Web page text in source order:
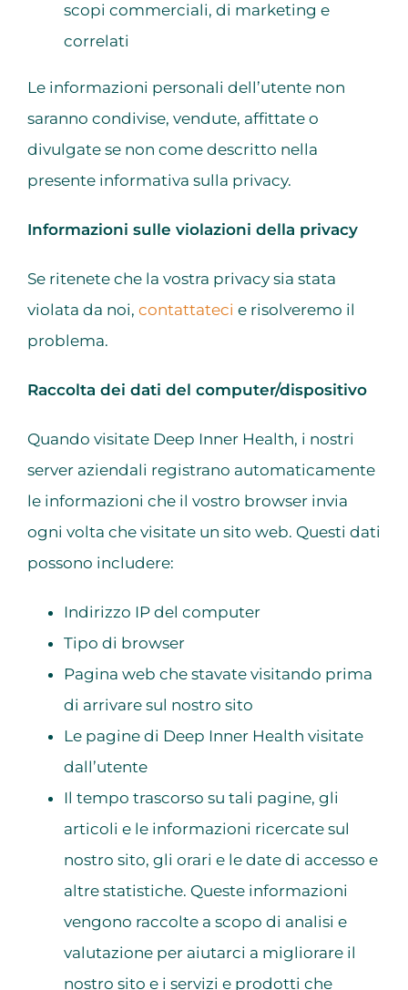
scopi commerciali, di marketing e
correlati
Le informazioni personali dell’utente non
saranno condivise, vendute, affittate o
divulgate se non come descritto nella
presente informativa sulla privacy.
Informazioni sulle violazioni della privacy
Se ritenete che la vostra privacy sia stata
violata da noi, contattateci e risolveremo il
problema.
Raccolta dei dati del computer/dispositivo
Quando visitate Deep Inner Health, i nostri
server aziendali registrano automaticamente
le informazioni che il vostro browser invia
ogni volta che visitate un sito web. Questi dati
possono includere:
Indirizzo IP del computer
Tipo di browser
Pagina web che stavate visitando prima
di arrivare sul nostro sito
Le pagine di Deep Inner Health visitate
dall’utente
Il tempo trascorso su tali pagine, gli
articoli e le informazioni ricercate sul
nostro sito, gli orari e le date di accesso e
altre statistiche. Queste informazioni
vengono raccolte a scopo di analisi e
valutazione per aiutarci a migliorare il
nostro sito e i servizi e prodotti che